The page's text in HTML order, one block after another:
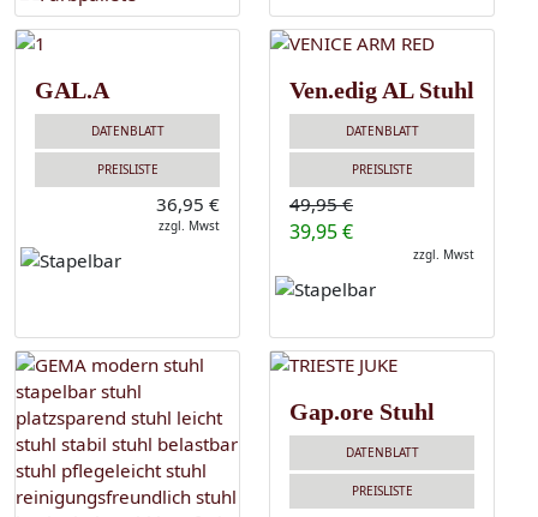
GAL.A
DATENBLATT
PREISLISTE
36,95 €
zzgl. Mwst
Ven.edig AL Stuhl
DATENBLATT
PREISLISTE
49,95 €
39,95 €
zzgl. Mwst
Gap.ore Stuhl
DATENBLATT
PREISLISTE